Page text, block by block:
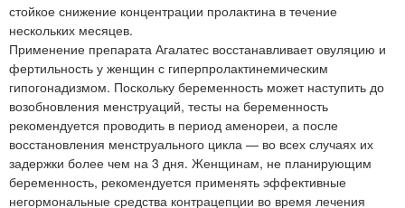
стойкое снижение концентрации пролактина в течение
нескольких месяцев.
Применение препарата Агалатес восстанавливает овуляцию и
фертильность у женщин с гиперпролактинемическим
гипогонадизмом. Поскольку беременность может наступить до
возобновления менструаций, тесты на беременность
рекомендуется проводить в период аменореи, а после
восстановления менструального цикла — во всех случаях их
задержки более чем на 3 дня. Женщинам, не планирующим
беременность, рекомендуется применять эффективные
негормональные средства контрацепции во время лечения